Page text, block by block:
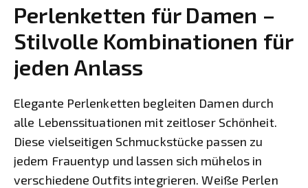
Perlenketten für Damen –
Stilvolle Kombinationen für
jeden Anlass
Elegante Perlenketten begleiten Damen durch
alle Lebenssituationen mit zeitloser Schönheit.
Diese vielseitigen Schmuckstücke passen zu
jedem Frauentyp und lassen sich mühelos in
verschiedene Outfits integrieren. Weiße Perlen